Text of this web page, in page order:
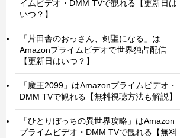
イムビデオ・DMM TVで観れる【更新日は
いつ？】
「片田舎のおっさん、剣聖になる」は
Amazonプライムビデオで世界独占配信
【更新日はいつ？】
「魔王2099」はAmazonプライムビデオ・
DMM TVで観れる【無料視聴方法も解説】
「ひとりぼっちの異世界攻略」はAmazon
プライムビデオ・DMM TVで観れる【無料